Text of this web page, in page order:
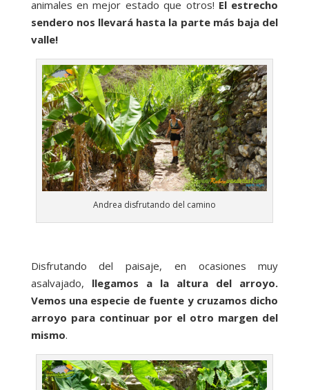
animales en mejor estado que otros! El estrecho
sendero nos llevará hasta la parte más baja del
valle!
Andrea disfrutando del camino
Disfrutando del paisaje, en ocasiones muy
asalvajado, llegamos a la altura del arroyo.
Vemos una especie de fuente y cruzamos dicho
arroyo para continuar por el otro margen del
mismo.